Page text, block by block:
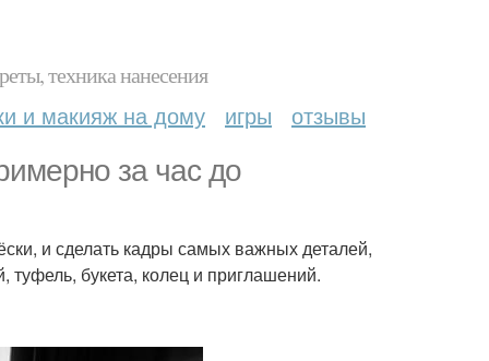
техника нанесения
и макияж на дому игры отзывы
за час до
и сделать кадры самых важных деталей,
букета, колец и приглашений.